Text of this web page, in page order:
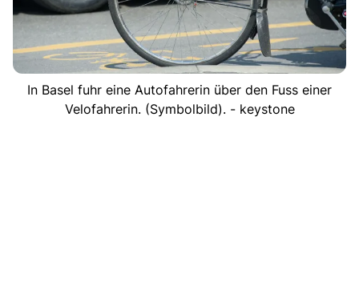
In Basel fuhr eine Autofahrerin über den Fuss einer
Velofahrerin. (Symbolbild). - keystone